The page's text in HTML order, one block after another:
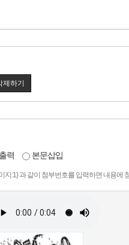
제하기
력 본문삽입
지:1} 과 같이 첨부번호를 입력하면 내용에